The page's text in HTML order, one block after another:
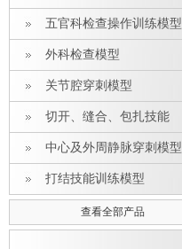
五官科检查操作训练模型
外科检查模型
关节腔穿刺模型
切开、缝合、包扎技能
中心及外周静脉穿刺模型
打结技能训练模型
查看全部产品